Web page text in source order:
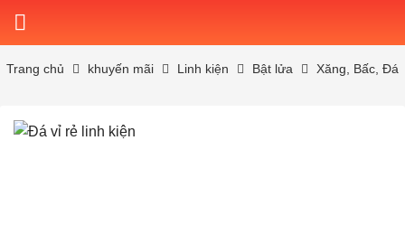
Trang chủ khuyến mãi Linh kiện Bật lửa Xăng, Bấc, Đá